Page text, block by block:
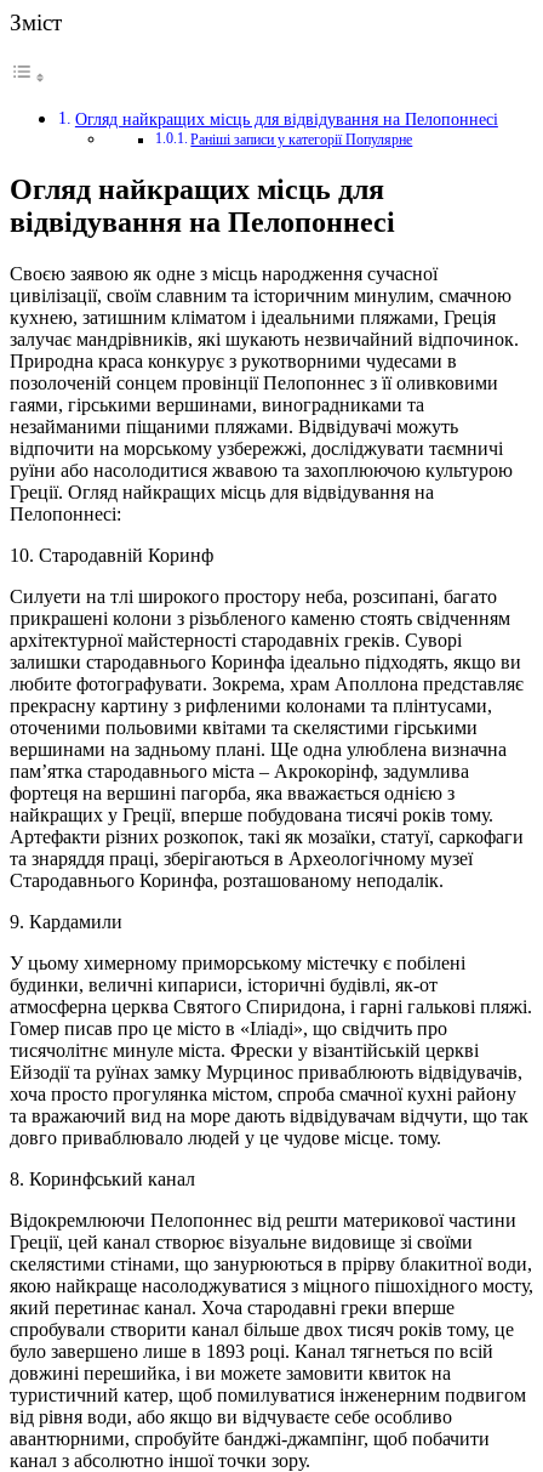
Зміст
Огляд найкращих місць для відвідування на Пелопоннесі
Раніші записи у категорії Популярне
Огляд найкращих місць для
відвідування на Пелопоннесі
Своєю заявою як одне з місць народження сучасної
цивілізації, своїм славним та історичним минулим, смачною
кухнею, затишним кліматом і ідеальними пляжами, Греція
залучає мандрівників, які шукають незвичайний відпочинок.
Природна краса конкурує з рукотворними чудесами в
позолоченій сонцем провінції Пелопоннес з її оливковими
гаями, гірськими вершинами, виноградниками та
незайманими піщаними пляжами. Відвідувачі можуть
відпочити на морському узбережжі, досліджувати таємничі
руїни або насолодитися жвавою та захоплюючою культурою
Греції. Огляд найкращих місць для відвідування на
Пелопоннесі:
10. Стародавній Коринф
Силуети на тлі широкого простору неба, розсипані, багато
прикрашені колони з різьбленого каменю стоять свідченням
архітектурної майстерності стародавніх греків. Суворі
залишки стародавнього Коринфа ідеально підходять, якщо ви
любите фотографувати. Зокрема, храм Аполлона представляє
прекрасну картину з рифленими колонами та плінтусами,
оточеними польовими квітами та скелястими гірськими
вершинами на задньому плані. Ще одна улюблена визначна
пам’ятка стародавнього міста – Акрокорінф, задумлива
фортеця на вершині пагорба, яка вважається однією з
найкращих у Греції, вперше побудована тисячі років тому.
Артефакти різних розкопок, такі як мозаїки, статуї, саркофаги
та знаряддя праці, зберігаються в Археологічному музеї
Стародавнього Коринфа, розташованому неподалік.
9. Кардамили
У цьому химерному приморському містечку є побілені
будинки, величні кипариси, історичні будівлі, як-от
атмосферна церква Святого Спиридона, і гарні галькові пляжі.
Гомер писав про це місто в «Іліаді», що свідчить про
тисячолітнє минуле міста. Фрески у візантійській церкві
Ейзодії та руїнах замку Мурцинос приваблюють відвідувачів,
хоча просто прогулянка містом, спроба смачної кухні району
та вражаючий вид на море дають відвідувачам відчути, що так
довго приваблювало людей у ​​це чудове місце. тому.
8. Коринфський канал
Відокремлюючи Пелопоннес від решти материкової частини
Греції, цей канал створює візуальне видовище зі своїми
скелястими стінами, що занурюються в прірву блакитної води,
якою найкраще насолоджуватися з міцного пішохідного мосту,
який перетинає канал. Хоча стародавні греки вперше
спробували створити канал більше двох тисяч років тому, це
було завершено лише в 1893 році. Канал тягнеться по всій
довжині перешийка, і ви можете замовити квиток на
туристичний катер, щоб помилуватися інженерним подвигом
від рівня води, або якщо ви відчуваєте себе особливо
авантюрними, спробуйте банджі-джампінг, щоб побачити
канал з абсолютно іншої точки зору.